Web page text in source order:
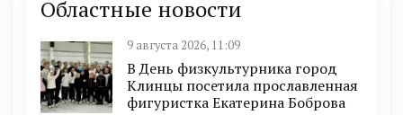
Областные новости
9 августа 2026, 11:09
В День физкультурника город
Клинцы посетила прославленная
фигуристка Екатерина Боброва